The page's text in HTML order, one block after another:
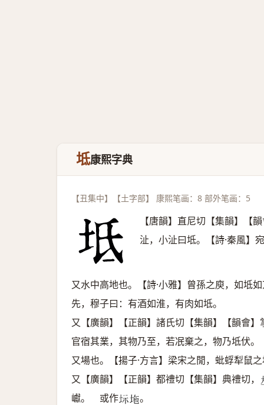
坻康熙字典
【丑集中】【土字部】 康熙笔画：8 部外笔画：5
【唐韻】直尼切【集韻】【
沚，小沚曰坻。【詩·秦風】
又水中高地也。【詩·小雅】曾孫之庾，如坻
先，穆子曰：有酒如淮，有肉如坻。
又【廣韻】【正韻】諸氏切【集韻】【韻會】
官宿其業，其物乃至，若冺棄之，物乃坻伏。
又場也。【揚子·方言】梁宋之閒，蚍蜉犁鼠
又【廣韻】【正韻】都禮切【集韻】典禮切，
巘。 或作𡊆 𡊇 。